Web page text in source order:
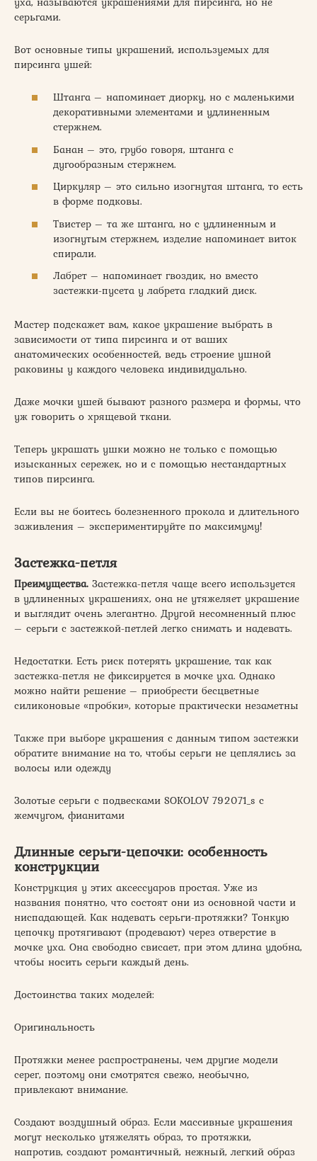
серьгами.
Вот основные типы украшений, используемых для
пирсинга ушей:
Штанга – напоминает диорку, но с маленькими
декоративными элементами и удлиненным
стержнем.
Банан – это, грубо говоря, штанга с
дугообразным стержнем.
Циркуляр – это сильно изогнутая штанга, то есть
в форме подковы.
Твистер – та же штанга, но с удлиненным и
изогнутым стержнем, изделие напоминает виток
спирали.
Лабрет – напоминает гвоздик, но вместо
застежки-пусета у лабрета гладкий диск.
Мастер подскажет вам, какое украшение выбрать в
зависимости от типа пирсинга и от ваших
анатомических особенностей, ведь строение ушной
раковины у каждого человека индивидуально.
Даже мочки ушей бывают разного размера и формы, что
уж говорить о хрящевой ткани.
Теперь украшать ушки можно не только с помощью
изысканных сережек, но и с помощью нестандартных
типов пирсинга.
Если вы не боитесь болезненного прокола и длительного
заживления – экспериментируйте по максимуму!
Застежка-петля
Преимущества. Застежка-петля чаще всего используется
в удлиненных украшениях, она не утяжеляет украшение
и выглядит очень элегантно. Другой несомненный плюс
– серьги с застежкой-петлей легко снимать и надевать.
Недостатки. Есть риск потерять украшение, так как
застежка-петля не фиксируется в мочке уха. Однако
можно найти решение – приобрести бесцветные
силиконовые «пробки», которые практически незаметны
Также при выборе украшения с данным типом застежки
обратите внимание на то, чтобы серьги не цеплялись за
волосы или одежду
Золотые серьги с подвесками SOKOLOV 792071_s с
жемчугом, фианитами
Длинные серьги-цепочки: особенность
конструкции
Конструкция у этих аксессуаров простая. Уже из
названия понятно, что состоят они из основной части и
ниспадающей. Как надевать серьги-протяжки? Тонкую
цепочку протягивают (продевают) через отверстие в
мочке уха. Она свободно свисает, при этом длина удобна,
чтобы носить серьги каждый день.
Достоинства таких моделей:
Оригинальность
Протяжки менее распространены, чем другие модели
серег, поэтому они смотрятся свежо, необычно,
привлекают внимание.
Создают воздушный образ. Если массивные украшения
могут несколько утяжелять образ, то протяжки,
напротив, создают романтичный, нежный, легкий образ